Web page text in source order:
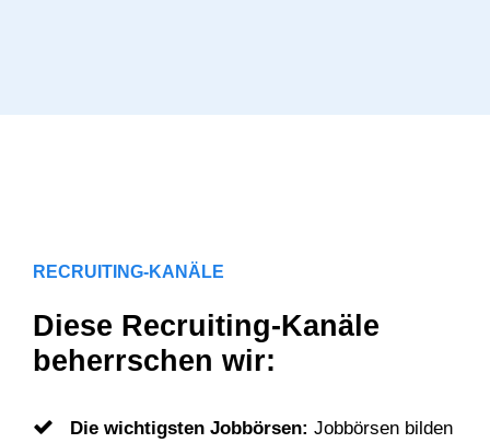
RECRUITING-KANÄLE
Diese Recruiting-Kanäle
beherrschen wir:
Die wichtigsten Jobbörsen: Jobbörsen bilden